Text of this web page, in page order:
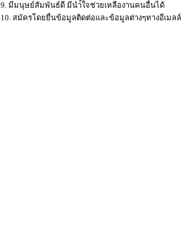
9. มีมนุษย์สัมพันธ์ดี มีนำ้ใจช่วยเหลืองานคนอื่นได้
10. สมัครโดยยื่นข้อมูลติดต่อและข้อมูลต่างๆทางอีเมลล์